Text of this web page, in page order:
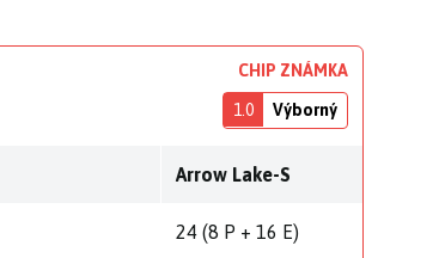
CHIP ZNÁMKA
1.0 Výborný
Arrow Lake-S
24 (8 P + 16 E)